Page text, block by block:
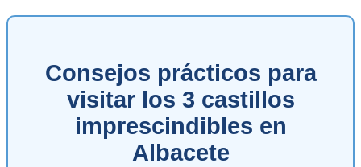
Consejos prácticos para
visitar los 3 castillos
imprescindibles en
Albacete